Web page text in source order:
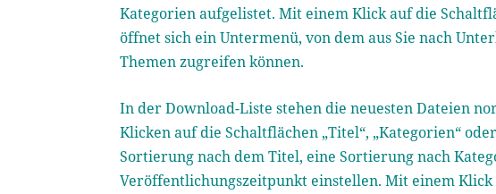
Kategorien aufgelistet. Mit einem Klick auf die
öffnet sich ein Untermenü, von dem aus Sie nach
Themen zugreifen können.
In der Download-Liste stehen die neuesten Dateien
Klicken auf die Schaltflächen „Titel“, „Kategorien“
Sortierung nach dem Titel, eine Sortierung nach
Veröffentlichungszeitpunkt einstellen. Mit einem